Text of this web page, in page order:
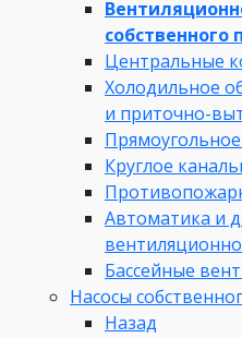
собственного
Центральные
Холодильное
и приточно-
Круглое
Автоматика и
Бассейные
Насосы
Назад